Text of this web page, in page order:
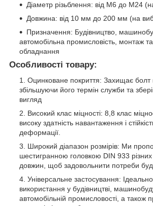
Діаметр різьблення: від М6 до М24
Довжина: від 10 мм до 200 мм (на
Призначення: Будівництво,
автомобільна промисловість, монтаж
обладнання
Особливості товару:
Оцинковане покриття: Захищає болт
збільшуючи його термін служби та
вигляд
Високий клас міцності: 8,8 клас
високу здатність навантаження і
деформації.
Широкий діапазон розмірів: Ми
шестигранною головкою DIN 933 різних
довжин, щоб задовольнити потреби
Універсальне застосування:
використання у будівництві,
автомобільній промисловості, а також